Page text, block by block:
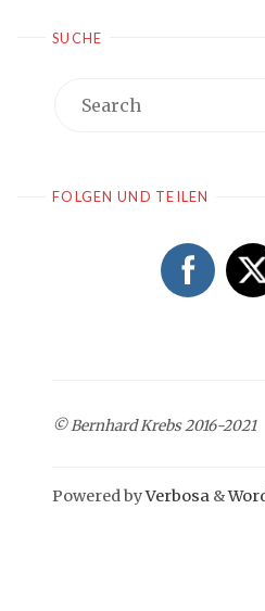
SUCHE
FOLGEN UND TEILEN
© Bernhard Krebs 2016-2021
Powered byVerbosa &